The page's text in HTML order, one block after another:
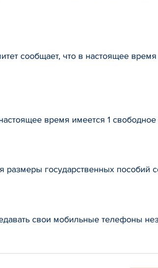
сообщает, что в настоящее
время имеется 1
размеры государственных пособий
свои мобильные телефоны